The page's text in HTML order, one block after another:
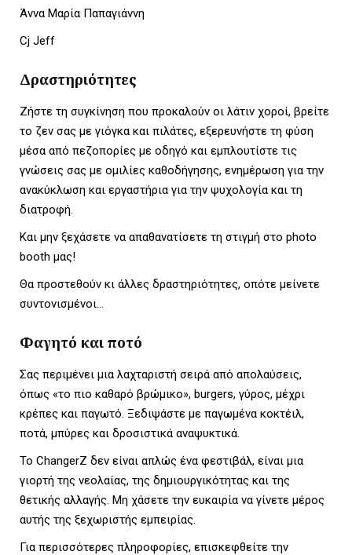
Άννα Μαρία Παπαγιάννη
Cj Jeff
Δραστηριότητες
Ζήστε τη συγκίνηση που προκαλούν οι λάτιν χοροί, βρείτε
το ζεν σας με γιόγκα και πιλάτες, εξερευνήστε τη φύση
μέσα από πεζοπορίες με οδηγό και εμπλουτίστε τις
γνώσεις σας με ομιλίες καθοδήγησης, ενημέρωση για την
ανακύκλωση και εργαστήρια για την ψυχολογία και τη
διατροφή.
Και μην ξεχάσετε να απαθανατίσετε τη στιγμή στο photo
booth μας!
Θα προστεθούν κι άλλες δραστηριότητες, οπότε μείνετε
συντονισμένοι…
Φαγητό και ποτό
Σας περιμένει μια λαχταριστή σειρά από απολαύσεις,
όπως «το πιο καθαρό βρώμικο», burgers, γύρος, μέχρι
κρέπες και παγωτό. Ξεδιψάστε με παγωμένα κοκτέιλ,
ποτά, μπύρες και δροσιστικά αναψυκτικά.
Το ChangerZ δεν είναι απλώς ένα φεστιβάλ, είναι μια
γιορτή της νεολαίας, της δημιουργικότητας και της
θετικής αλλαγής. Μη χάσετε την ευκαιρία να γίνετε μέρος
αυτής της ξεχωριστής εμπειρίας.
Για περισσότερες πληροφορίες, επισκεφθείτε την